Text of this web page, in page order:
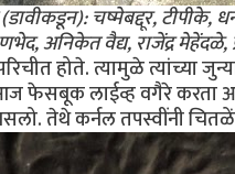
चष्मेबद्दूर,
अनिकेत वैद्य, राजेंद्र
होते. त्यामुळे त्यांच्या
लाईव्ह वगैरे करता
तेथे कर्नल तपस्वींनी